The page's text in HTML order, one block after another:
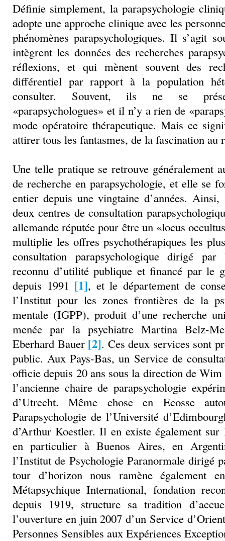
Définie simplement, la parapsychologie
adopte une approche clinique avec les
phénomènes parapsychologiques. Il s’agit
intègrent les données des recherches
réflexions, et qui mènent souvent des
différentiel par rapport à la population
consulter. Souvent, ils ne se
«parapsychologues» et il n’y a rien de
mode opératoire thérapeutique. Mais ce
attirer tous les fantasmes, de la fascination au
Une telle pratique se retrouve généralement
de recherche en parapsychologie, et elle se
entier depuis une vingtaine d’années.
deux centres de consultation
allemande réputée pour être un «locus
multiplie les offres psychothérapiques les
consultation parapsychologique dirigé
reconnu d’utilité publique et financé par le
depuis 1991 [1], et le département de
l’Institut pour les zones frontières de la
mentale (IGPP), produit d’une recherche
menée par la psychiatre Martina Belz-
Eberhard Bauer [2]. Ces deux services sont
public. Aux Pays-Bas, un Service de
officie depuis 20 ans sous la direction de
l’ancienne chaire de parapsychologie
d’Utrecht. Même chose en Ecosse
Parapsychologie de l’Université
d’Arthur Koestler. Il en existe également
en particulier à Buenos Aires, en
l’Institut de Psychologie Paranormale dirigé
tour d’horizon nous ramène également
Métapsychique International, fondation
depuis 1919, structure sa tradition
l’ouverture en juin 2007 d’un Service
Personnes Sensibles aux Expériences